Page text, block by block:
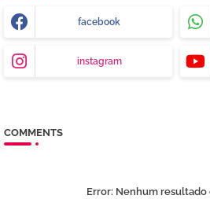
facebook
instagram
COMMENTS
Error: Nenhum